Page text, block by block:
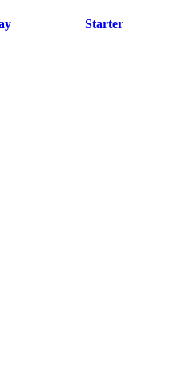
Starter